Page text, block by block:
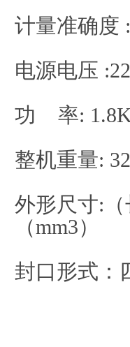
计量准确度
电源电压
功 率:
整机重量:
外形尺寸:
（mm3）
封口形式：